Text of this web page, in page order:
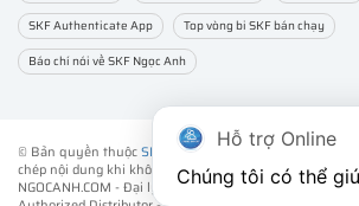
SKF Authenticate App
Top vòng bi SKF bán chạy
Báo chí nói về SKF Ngọc Anh
© Bản quyền thuộcSKF NGỌC ANH. ® All rights
chép nội dung khi không được sự đồng ý của chúng tôi.
NGOCANH.COM - Đại lý ủy quyền vòng bi bạc đạn SKF
Hỗ trợ Online
Chúng tôi có thể